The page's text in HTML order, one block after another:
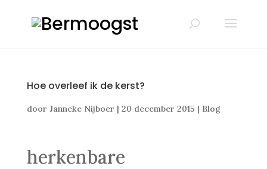
Hoe overleef ik de kerst?
door Janneke Nijboer | 20 december 2015 | Blog
herkenbare